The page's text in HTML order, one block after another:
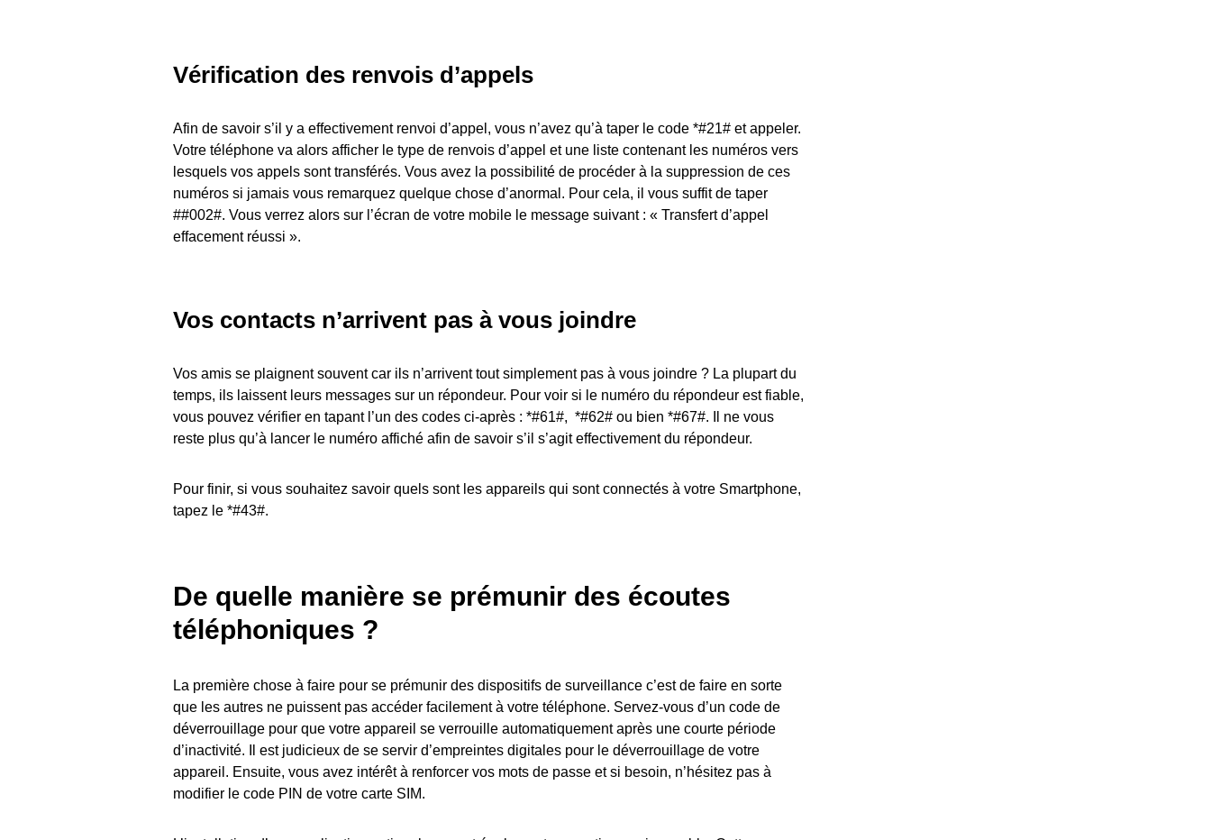
Vérification des renvois d’appels
Afin de savoir s’il y a effectivement renvoi d’appel, vous n’avez qu’à taper le code *#21# et appeler.
Votre téléphone va alors afficher le type de renvois d’appel et une liste contenant les numéros vers
lesquels vos appels sont transférés. Vous avez la possibilité de procéder à la suppression de ces
numéros si jamais vous remarquez quelque chose d’anormal. Pour cela, il vous suffit de taper
##002#. Vous verrez alors sur l’écran de votre mobile le message suivant : « Transfert d’appel
effacement réussi ».
Vos contacts n’arrivent pas à vous joindre
Vos amis se plaignent souvent car ils n’arrivent tout simplement pas à vous joindre ? La plupart du
temps, ils laissent leurs messages sur un répondeur. Pour voir si le numéro du répondeur est fiable,
vous pouvez vérifier en tapant l’un des codes ci-après : *#61#, *#62# ou bien *#67#. Il ne vous
reste plus qu’à lancer le numéro affiché afin de savoir s’il s’agit effectivement du répondeur.
Pour finir, si vous souhaitez savoir quels sont les appareils qui sont connectés à votre Smartphone,
tapez le *#43#.
De quelle manière se prémunir des écoutes
téléphoniques ?
La première chose à faire pour se prémunir des dispositifs de surveillance c’est de faire en sorte
que les autres ne puissent pas accéder facilement à votre téléphone. Servez-vous d’un code de
déverrouillage pour que votre appareil se verrouille automatiquement après une courte période
d’inactivité. Il est judicieux de se servir d’empreintes digitales pour le déverrouillage de votre
appareil. Ensuite, vous avez intérêt à renforcer vos mots de passe et si besoin, n’hésitez pas à
modifier le code PIN de votre carte SIM.